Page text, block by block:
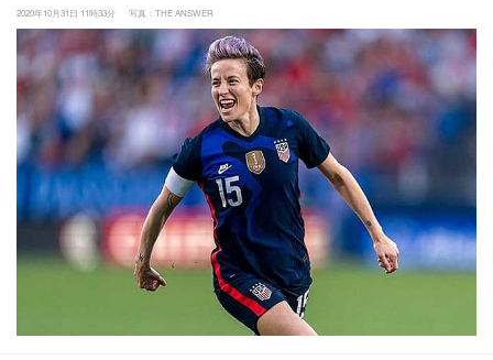
2020年10月31日 11時33分 写真：THE ANSWER